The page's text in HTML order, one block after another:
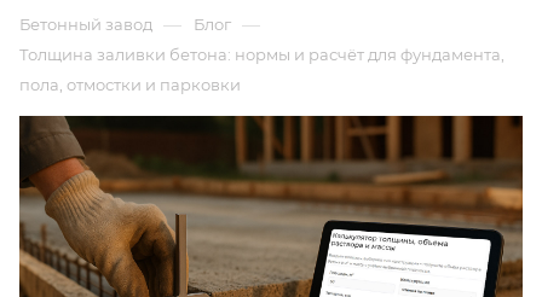
Бетонный завод — Блог —
Толщина заливки бетона: нормы и расчёт для фундамента,
пола, отмостки и парковки